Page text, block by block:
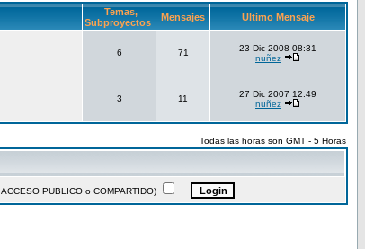
Temas,
Subproyectos
Mensajes Ultimo Mensaje
6 71
23 Dic 2008 08:31
nuñez
3 11
27 Dic 2007 12:49
nuñez
Todas las horas son GMT - 5 Horas
PUBLICO o COMPARTIDO)